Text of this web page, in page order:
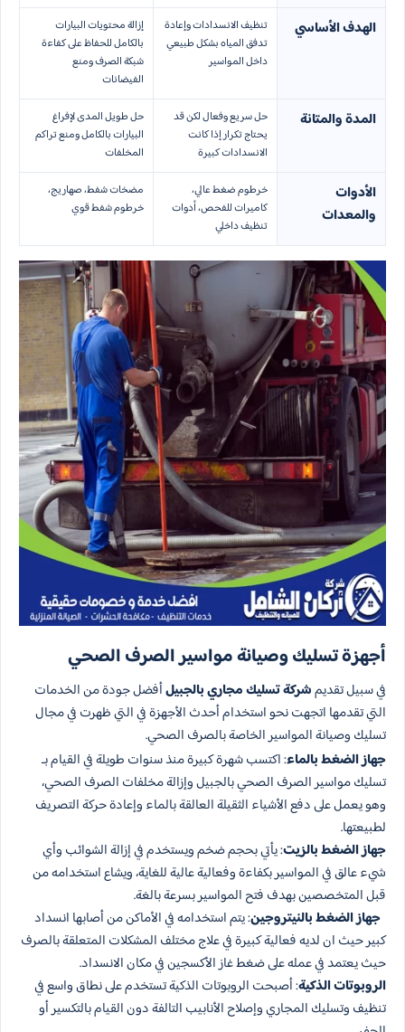
الهدف الأساسي
تنظيف الانسدادات وإعادة
تدفق المياه بشكل طبيعي
داخل المواسير
إزالة محتويات البيارات
بالكامل للحفاظ على كفاءة
شبكة الصرف ومنع
الفيضانات
المدة والمتانة
حل سريع وفعال لكن قد
يحتاج تكرار إذا كانت
الانسدادات كبيرة
حل طويل المدى لإفراغ
البيارات بالكامل ومنع تراكم
المخلفات
الأدوات
والمعدات
خرطوم ضغط عالي،
كاميرات للفحص، أدوات
تنظيف داخلي
مضخات شفط، صهاريج،
خرطوم شفط قوي
أجهزة تسليك وصيانة مواسير الصرف الصحي
في سبيل تقديمشركة تسليك مجاري بالجبيلأفضل جودة من الخدمات
التي تقدمها اتجهت نحو استخدام أحدث الأجهزة في التي ظهرت في مجال
تسليك وصيانة المواسير الخاصة بالصرف الصحي.
جهاز الضغط بالماء: اكتسب شهرة كبيرة منذ سنوات طويلة في القيام بـ
تسليك مواسير الصرف الصحي بالجبيل وإزالة مخلفات الصرف الصحي،
وهو يعمل على دفع الأشياء الثقيلة العالقة بالماء وإعادة حركة التصريف
لطبيعتها.
جهاز الضغط بالزيت: يأتي بحجم ضخم ويستخدم في إزالة الشوائب وأي
شيء عالق في المواسير بكفاءة وفعالية عالية للغاية، ويشاع استخدامه من
قبل المتخصصين بهدف فتح المواسير بسرعة بالغة.
جهاز الضغط بالنيتروجين: يتم استخدامه في الأماكن من أصابها انسداد
كبير حيث ان لديه فعالية كبيرة في علاج مختلف المشكلات المتعلقة بالصرف
حيث يعتمد في عمله على ضغط غاز الأكسجين في مكان الانسداد.
الروبوتات الذكية: أصبحت الروبوتات الذكية تستخدم على نطاق واسع في
تنظيف وتسليك المجاري وإصلاح الأنابيب التالفة دون القيام بالتكسير أو